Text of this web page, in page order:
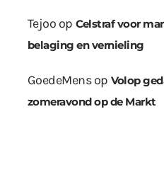
Tejoo op Celstraf voor
belaging en vernieling
GoedeMensop Volop
zomeravond op de Markt